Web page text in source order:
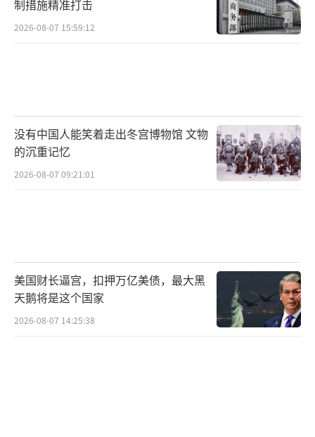
制措施精准打击
2026-08-07 15:59:12
没有中国人能笑着走出冬宫博物馆 文物
的沉重记忆
2026-08-07 09:21:01
美国财长逼宫，扣押万亿美债，最大黑
天鹅将是这个国家
2026-08-07 14:25:38